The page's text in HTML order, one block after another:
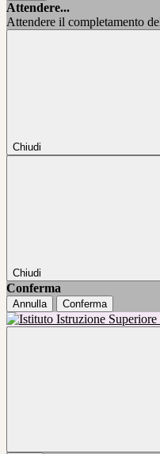
Attendere...
Attendere il completamento
Chiudi
Chiudi
Conferma
Annulla Conferma